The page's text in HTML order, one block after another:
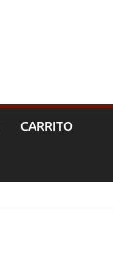
CARRITO